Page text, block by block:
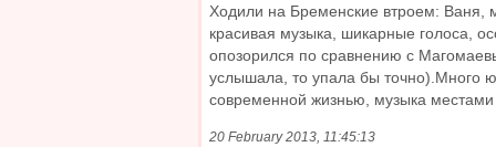
Ходили на Бременские втроем: Ваня,
красивая музыка, шикарные голоса,
опозорился по сравнению с
услышала, то упала бы точно).Много
современной жизнью, музыка
20 February 2013, 11:45:13